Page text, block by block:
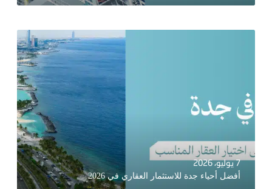
7 يوليو، 2026
أفضل أحياء جدة للاستثمار العقاري في 2026